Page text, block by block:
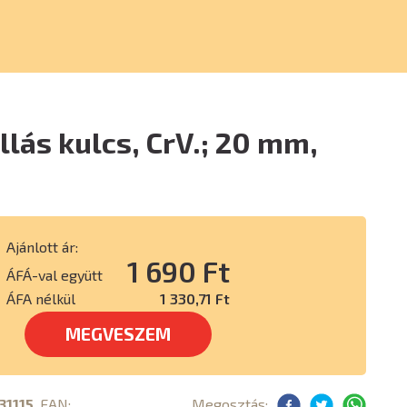
kulcs, CrV.; 20 mm,
Ajánlott ár:
ÁFÁ-val együtt
1 690 Ft
ÁFA nélkül 1 330,71 Ft
MEGVESZEM